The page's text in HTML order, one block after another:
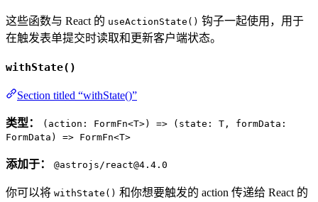
这些函数与 React 的 useActionState() 钩子一起使用，用于
在触发表单提交时读取和更新客户端状态。
withState()
Section titled “withState()”
类型：
(action: FormFn<T>) => (state: T, formData:
FormData) => FormFn<T>
添加于： @astrojs/react@4.4.0
你可以将 withState() 和你想要触发的 action 传递给 React 的